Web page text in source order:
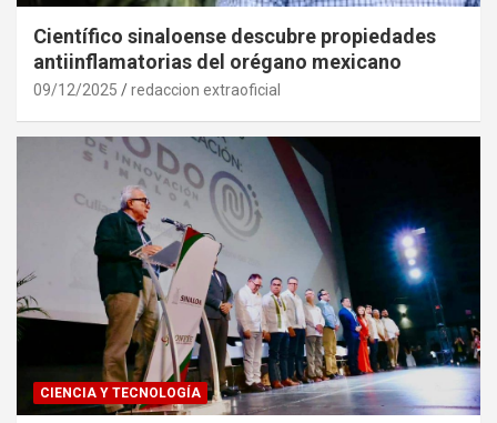
Científico sinaloense descubre propiedades
antiinflamatorias del orégano mexicano
09/12/2025 redaccion extraoficial
CIENCIA Y TECNOLOGÍA